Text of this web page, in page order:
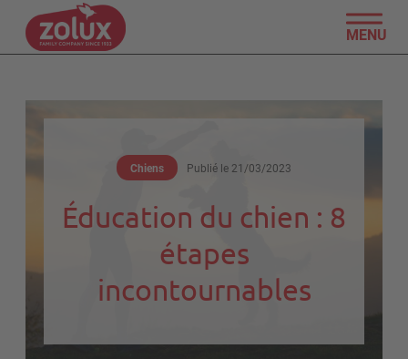
MENU
Chiens Publié le 21/03/2023
Éducation du chien : 8
étapes
incontournables